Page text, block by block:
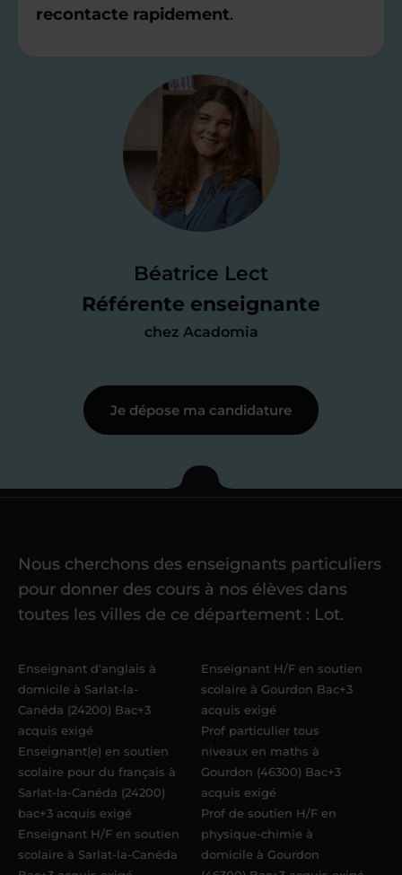
Béatrice Lect
Référente enseignante
chez Acadomia
recontacte rapidement.
Je valide ma
candidature
test de 15 minutes
des programmes scolaires(et pouvoir
me mettre à jour au besoin) et
j’échange en direct avec un chargé de
Étape 3
Je commence mes
Une fois ma candidature validée,mon
référent me confie mes premiers
élèvesdans un délai de6 jours
Acadomia.
Je dépose ma candidature
Nous cherchons des enseignants particuliers
pour donner des cours à nos élèves dans
toutes les villes de ce département : Lot.
Enseignant d'anglais à
domicile à Sarlat-la-
Canéda (24200) Bac+3
acquis exigé
Enseignant(e) en soutien
scolaire pour du français à
Sarlat-la-Canéda (24200)
bac+3 acquis exigé
Enseignant H/F en soutien
scolaire à Sarlat-la-Canéda
Enseignant H/F en soutien
scolaire à Gourdon Bac+3
acquis exigé
Prof particulier tous
niveaux en maths à
Gourdon (46300) Bac+3
acquis exigé
Prof de soutien H/F en
physique-chimie à
domicile à Gourdon